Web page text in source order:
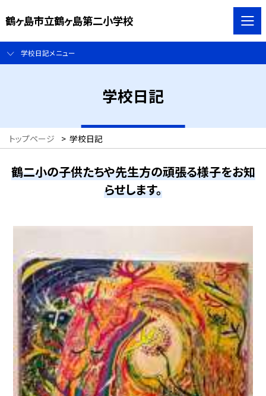
鶴ヶ島市立鶴ヶ島第二小学校
学校日記メニュー
学校日記
トップページ > 学校日記
鶴二小の子供たちや先生方の頑張る様子をお知
らせします。